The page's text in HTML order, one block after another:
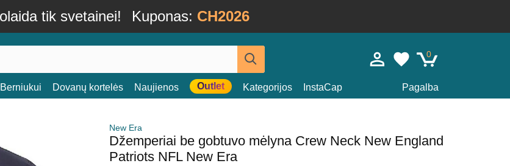
tik svetainei! Kuponas: CH2026
0
Berniukui Dovanų kortelės Naujienos Outlet Kategorijos InstaCap Pagalba
New Era
Džemperiai be gobtuvo mėlyna Crew Neck New England
Patriots NFL New Era